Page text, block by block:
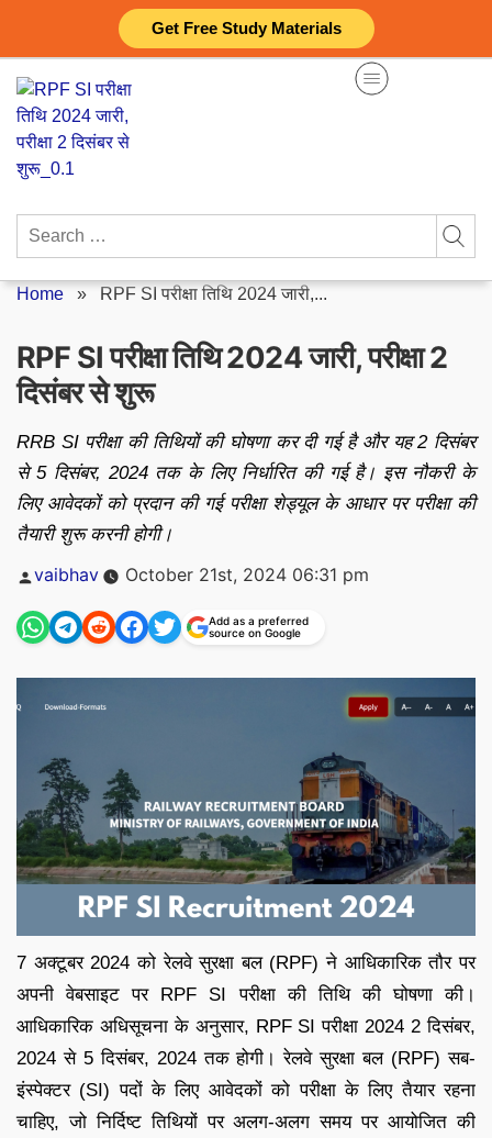
Get Free Study Materials
content
Search
Home » RPF SI परीक्षा तिथि 2024 जारी,...
RPF SI परीक्षा तिथि 2024 जारी, परीक्षा 2
दिसंबर से शुरू
RRB SI परीक्षा की तिथियों की घोषणा कर दी गई है और यह 2 दिसंबर
से 5 दिसंबर, 2024 तक के लिए निर्धारित की गई है। इस नौकरी के
लिए आवेदकों को प्रदान की गई परीक्षा शेड्यूल के आधार पर परीक्षा की
तैयारी शुरू करनी होगी।
Posted
vaibhav October 21st, 2024 06:31 pm
Add as a preferred
source on Google
7 अक्टूबर 2024 को रेलवे सुरक्षा बल (RPF) ने आधिकारिक तौर पर
अपनी वेबसाइट पर RPF SI परीक्षा की तिथि की घोषणा की।
आधिकारिक अधिसूचना के अनुसार, RPF SI परीक्षा 2024 2 दिसंबर,
2024 से 5 दिसंबर, 2024 तक होगी। रेलवे सुरक्षा बल (RPF) सब-
इंस्पेक्टर (SI) पदों के लिए आवेदकों को परीक्षा के लिए तैयार रहना
चाहिए, जो निर्दिष्ट तिथियों पर अलग-अलग समय पर आयोजित की